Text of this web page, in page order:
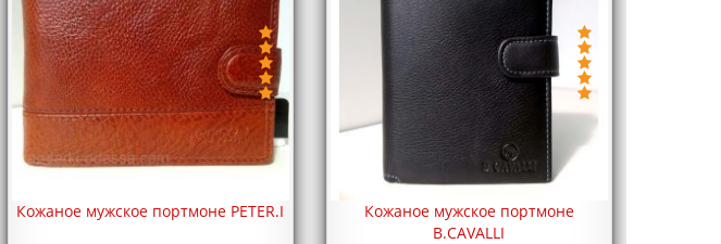
Кожаное мужское портмоне PETER.I
Кожаное мужское портмоне
B.CAVALLI